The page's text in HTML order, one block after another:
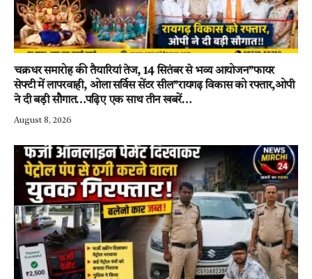
चक्रधर समारोह की तैयारियां तेज, 14 सितंबर से भव्य आयोजन”फायर
सेफ्टी में लापरवाही, ओला सर्विस सेंटर सील”रायगढ़ विकास को रफ्तार,ओपी
ने दी बड़ी सौगात…पढ़िए एक साथ तीन खबरें…
August 8, 2026